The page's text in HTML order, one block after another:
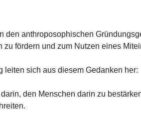
den anthroposophischen
fördern und zum Nutzen eines
leiten sich aus diesem Gedanken her:
den Menschen darin zu